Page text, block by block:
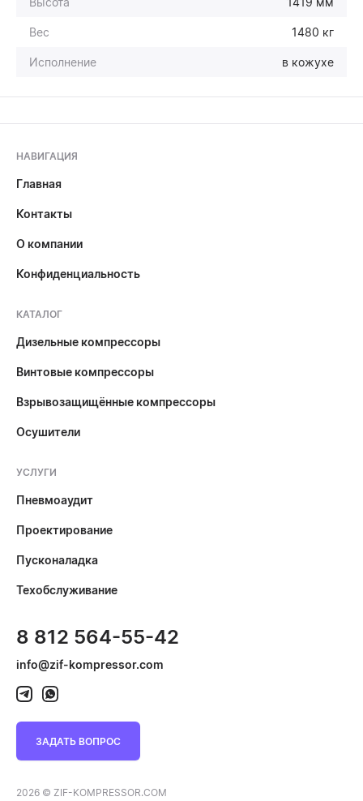
Вес 1480 кг
Исполнение в кожухе
НАВИГАЦИЯ
Главная
Контакты
О компании
Конфиденциальность
КАТАЛОГ
Дизельные компрессоры
Винтовые компрессоры
Взрывозащищённые компрессоры
Осушители
УСЛУГИ
Пневмоаудит
Проектирование
Пусконаладка
Техобслуживание
8 812 564-55-42
info@zif-kompressor.com
ЗАДАТЬ ВОПРОС
2026 © ZIF-KOMPRESSOR.COM